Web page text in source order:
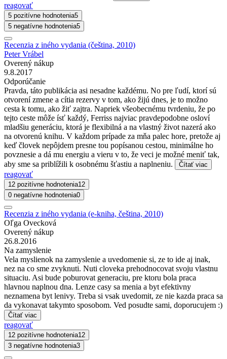
reagovať
5 pozitívne hodnotenia5
5 negatívne hodnotenia5
Recenzia z iného vydania (čeština, 2010)
Peter Vrábel
Overený nákup
9.8.2017
Odporúčanie
Pravda, táto publikácia asi nesadne každému. No pre ľudí, ktorí sú
otvorení zmene a cítia rezervy v tom, ako žijú dnes, je to možno
cesta k tomu, ako žiť zajtra. Napriek všeobecnému tvrdeniu, že po
tejto ceste môže ísť každý, Ferriss najviac pravdepodobne osloví
mladšiu generáciu, ktorá je flexibilná a na vlastný život nazerá ako
na otvorenú knihu. V každom prípade za mňa palec hore, pretože aj
keď človek nepôjdem presne tou popísanou cestou, minimálne ho
povznesie a dá mu energiu a vieru v to, že veci je možné meniť tak,
aby sme sa priblížili k osobnému šťastiu a naplneniu.
Čítať viac
reagovať
12 pozitívne hodnotenia12
0 negatívne hodnotenia0
Recenzia z iného vydania (e-kniha, čeština, 2010)
Oľga Ovecková
Overený nákup
26.8.2016
Na zamyslenie
Vela myslienok na zamyslenie a uvedomenie si, ze to ide aj inak,
nez na co sme zvyknuti. Nuti cloveka prehodnocovat svoju vlastnu
situaciu. Asi bude poburovat generaciu, pre ktoru bola praca
hlavnou naplnou dna. Lenze casy sa menia a byt efektivny
neznamena byt lenivy. Treba si vsak uvedomit, ze nie kazda praca sa
da vykonavat takymto sposobom. Ved posudte sami, doporucujem :)
Čítať viac
reagovať
12 pozitívne hodnotenia12
3 negatívne hodnotenia3